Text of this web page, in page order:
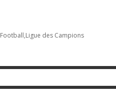
Football Ligue des Campions